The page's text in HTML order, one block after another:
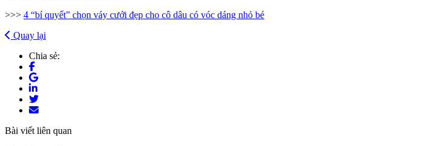
>>> 4 “bí quyết” chọn váy cưới đẹp cho cô dâu có vóc dáng nhỏ bé
Quay lại
Chia sẻ:
Bài viết liên quan